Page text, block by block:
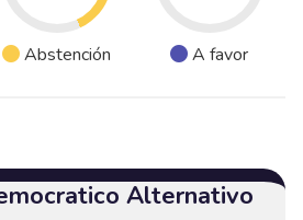
Abstención A favor
Alternativo